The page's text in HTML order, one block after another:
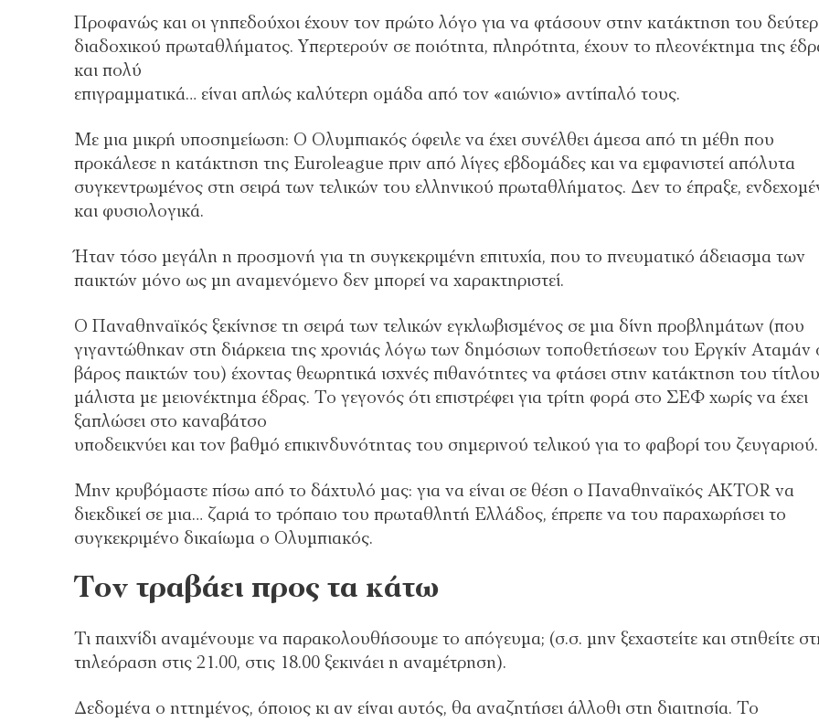
Προφανώς και οι γηπεδούχοι έχουν τον πρώτο λόγο για να φτάσουν στην κατάκτηση του
διαδοχικού πρωταθλήματος. Υπερτερούν σε ποιότητα, πληρότητα, έχουν το πλεονέκτημα της
και πολύ
επιγραμματικά… είναι απλώς καλύτερη ομάδα από τον «αιώνιο» αντίπαλό τους.
Με μια μικρή υποσημείωση: Ο Ολυμπιακός όφειλε να έχει συνέλθει άμεσα από τη μέθη που
προκάλεσε η κατάκτηση της Euroleague πριν από λίγες εβδομάδες και να εμφανιστεί απόλυτα
συγκεντρωμένος στη σειρά των τελικών του ελληνικού πρωταθλήματος. Δεν το έπραξε,
και φυσιολογικά.
Ήταν τόσο μεγάλη η προσμονή για τη συγκεκριμένη επιτυχία, που το πνευματικό άδειασμα των
παικτών μόνο ως μη αναμενόμενο δεν μπορεί να χαρακτηριστεί.
Ο Παναθηναϊκός ξεκίνησε τη σειρά των τελικών εγκλωβισμένος σε μια δίνη προβλημάτων (που
γιγαντώθηκαν στη διάρκεια της χρονιάς λόγω των δημόσιων τοποθετήσεων του Εργκίν Αταμάν
βάρος παικτών του) έχοντας θεωρητικά ισχνές πιθανότητες να φτάσει στην κατάκτηση του
μάλιστα με μειονέκτημα έδρας. Το γεγονός ότι επιστρέφει για τρίτη φορά στο ΣΕΦ χωρίς να έχει
ξαπλώσει στο καναβάτσο
υποδεικνύει και τον βαθμό επικινδυνότητας του σημερινού τελικού για το φαβορί του ζευγαριού.
Μην κρυβόμαστε πίσω από το δάχτυλό μας: για να είναι σε θέση ο Παναθηναϊκός AKTOR να
διεκδικεί σε μια… ζαριά το τρόπαιο του πρωταθλητή Ελλάδος, έπρεπε να του παραχωρήσει το
συγκεκριμένο δικαίωμα ο Ολυμπιακός.
Τον τραβάει προς τα κάτω
Τι παιχνίδι αναμένουμε να παρακολουθήσουμε το απόγευμα; (σ.σ. μην ξεχαστείτε και στηθείτε
τηλεόραση στις 21.00, στις 18.00 ξεκινάει η αναμέτρηση).
Δεδομένα ο ηττημένος, όποιος κι αν είναι αυτός, θα αναζητήσει άλλοθι στη διαιτησία. Το